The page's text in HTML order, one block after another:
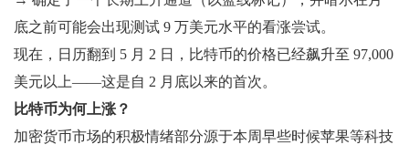
底之前可能会出现测试 9 万美元水平的看涨尝试。
现在，日历翻到 5 月 2 日，比特币的价格已经飙升至 97,000
美元以上——这是自 2 月底以来的首次。
比特币为何上涨？
加密货币市场的积极情绪部分源于本周早些时候苹果等科技